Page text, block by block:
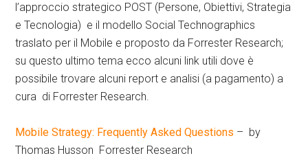
l’approccio strategico POST (Persone, Obiettivi, Strategia
e Tecnologia) e il modello Social Technographics
traslato per il Mobile e proposto da Forrester Research;
su questo ultimo tema ecco alcuni link utili dove è
possibile trovare alcuni report e analisi (a pagamento) a
cura di Forrester Research.
Mobile Strategy: Frequently Asked Questions – by
Thomas Husson Forrester Research